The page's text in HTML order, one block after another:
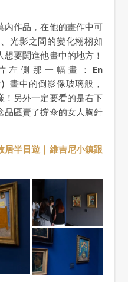
內作品，在他的畫作中可
光影之間的變化栩栩如
要闖進他畫中的地方！
左側那一幅畫： En
畫中的倒影像玻璃般，
！另外一定要看的是右下
品區賣了撐傘的女人胸針
居半日遊｜維吉尼小鎮跟